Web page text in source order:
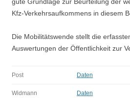
gute Grundlage zur Beurteilung der
Kfz-Verkehrsaufkommens in diesem
Die Mobilitätswende stellt die
Auswertungen der Öffentlichkeit zur
Post Daten
Widmann Daten